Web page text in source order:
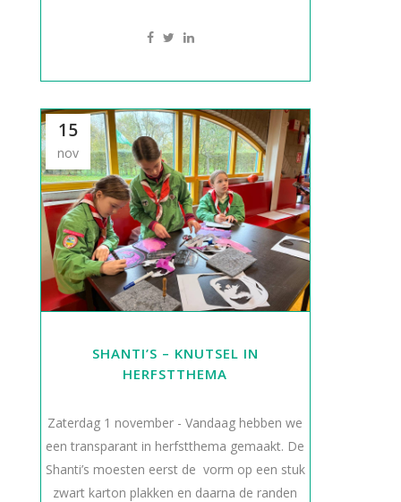
15
nov
SHANTI’S – KNUTSEL IN
HERFSTTHEMA
Zaterdag 1 november - Vandaag hebben we
een transparant in herfstthema gemaakt. De
Shanti’s moesten eerst de vorm op een stuk
zwart karton plakken en daarna de randen